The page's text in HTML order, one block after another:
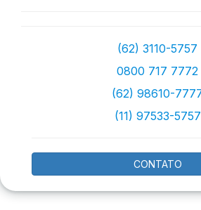
(62) 3110-5757
0800 717 7772
(62) 98610-
(11) 97533-5757
CONTATO